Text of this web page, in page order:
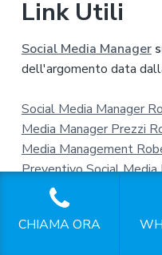
Link Utili
Social Media Manager
dell'argomento data
Social Media Manager
Media Manager Prezzi
Media Management
Preventivo Social
Induno
Esperto
Induno,Gestione Pagina
Induno,Gestione Pagine
CHIAMA ORA